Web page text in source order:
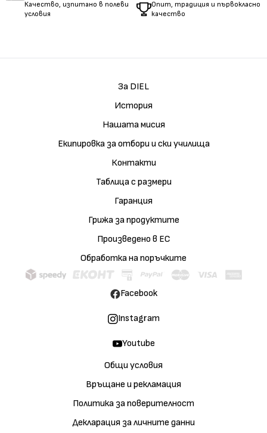
Качество, изпитано в полеви
условия
Опит, традиция и първокласно
качество
За DIEL
История
Нашата мисия
Екипировка за отбори и ски училища
Контакти
Таблица с размери
Гаранция
Грижа за продуктите
Произведено в ЕС
Обработка на поръчките
Общи условия
Връщане и рекламация
Политика за поверителност
Декларация за личните данни
Facebook
Instagram
Youtube